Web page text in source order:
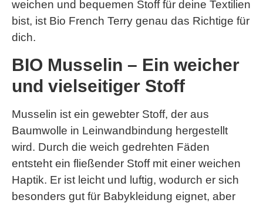
weichen und bequemen Stoff für deine Textilien
bist, ist Bio French Terry genau das Richtige für
dich.
BIO Musselin – Ein weicher
und vielseitiger Stoff
Musselin ist ein gewebter Stoff, der aus
Baumwolle in Leinwandbindung hergestellt
wird. Durch die weich gedrehten Fäden
entsteht ein fließender Stoff mit einer weichen
Haptik. Er ist leicht und luftig, wodurch er sich
besonders gut für Babykleidung eignet, aber